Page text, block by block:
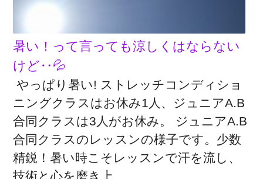
暑い！って言っても涼しくはならない
けど‥💦
やっぱり暑い! ストレッチコンディショ
ニングクラスはお休み1人、ジュニアA.B
合同クラスは3人がお休み。 ジュニアA.B
合同クラスのレッスンの様子です。少数
精鋭！暑い時こそレッスンで汗を流し、
技術と心を磨き上